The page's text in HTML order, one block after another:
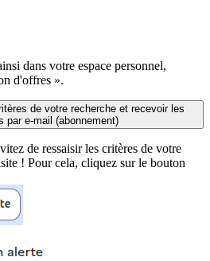
dans votre espace personnel,
d'offres ».
de votre recherche et recevoir les
par e-mail (abonnement)
de ressaisir les critères de votre
! Pour cela, cliquez sur le bouton